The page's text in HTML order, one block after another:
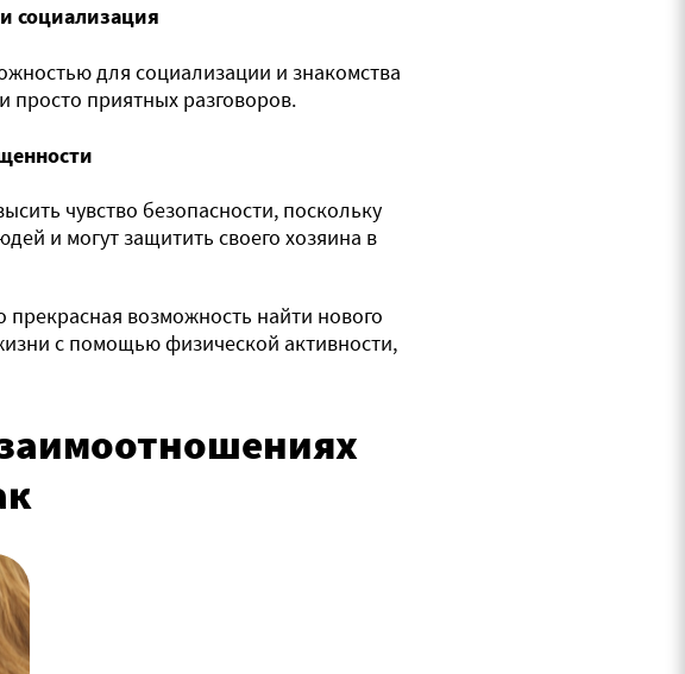
социализация
для социализации и знакомства
просто приятных разговоров.
чувство безопасности, поскольку
и могут защитить своего хозяина в
возможность найти нового
с помощью физической активности,